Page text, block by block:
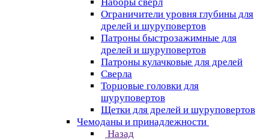
Ограничители уровня глубины для
дрелей и шуруповертов
Патроны быстрозажимные для
дрелей и шуруповертов
Патроны кулачковые для дрелей
Сверла
Торцовые головки для
шуруповертов
Щетки для дрелей и шуруповертов
Чемоданы и принадлежности
Назад